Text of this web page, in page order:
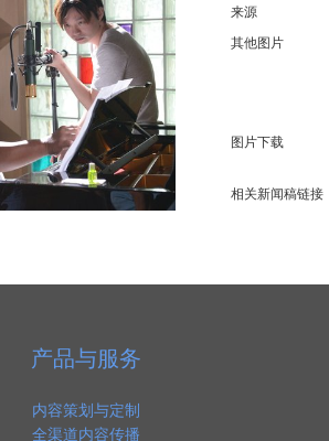
来源
其他图片
图片下载
相关新闻稿链接
产品与服务
内容策划与定制
全渠道内容传播